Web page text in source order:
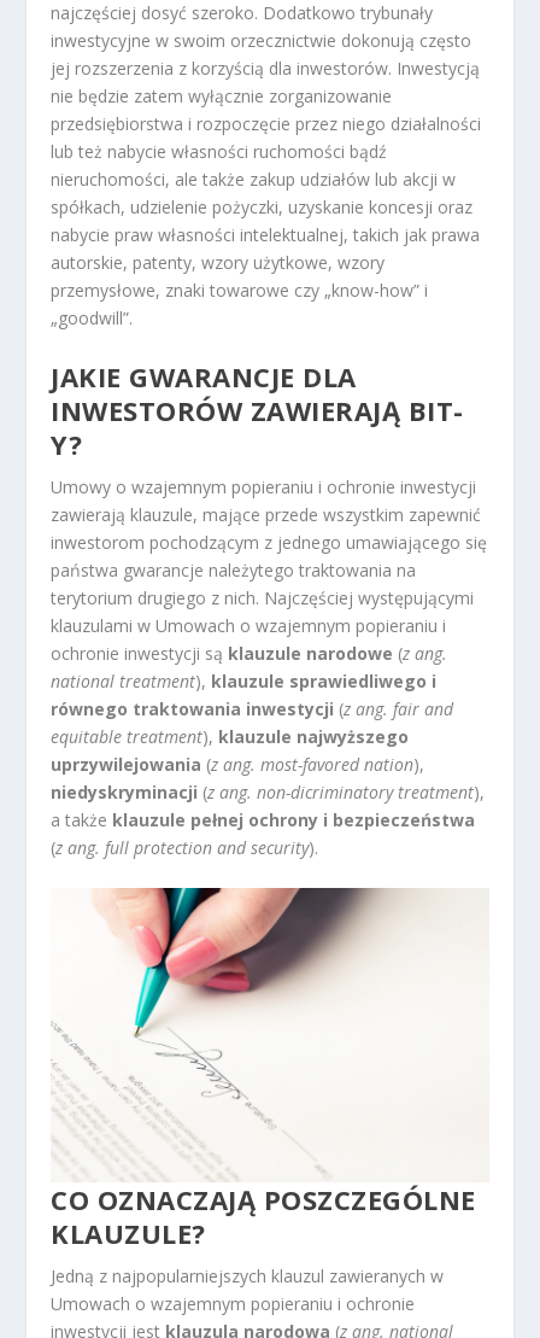
najczęściej dosyć szeroko. Dodatkowo trybunały
inwestycyjne w swoim orzecznictwie dokonują często
jej rozszerzenia z korzyścią dla inwestorów. Inwestycją
nie będzie zatem wyłącznie zorganizowanie
przedsiębiorstwa i rozpoczęcie przez niego działalności
lub też nabycie własności ruchomości bądź
nieruchomości, ale także zakup udziałów lub akcji w
spółkach, udzielenie pożyczki, uzyskanie koncesji oraz
nabycie praw własności intelektualnej, takich jak prawa
autorskie, patenty, wzory użytkowe, wzory
przemysłowe, znaki towarowe czy „know-how” i
„goodwill”.
JAKIE GWARANCJE DLA
INWESTORÓW ZAWIERAJĄ BIT-
Y?
Umowy o wzajemnym popieraniu i ochronie inwestycji
zawierają klauzule, mające przede wszystkim zapewnić
inwestorom pochodzącym z jednego umawiającego się
państwa gwarancje należytego traktowania na
terytorium drugiego z nich. Najczęściej występującymi
klauzulami w Umowach o wzajemnym popieraniu i
ochronie inwestycji są klauzule narodowe (z ang.
national treatment), klauzule sprawiedliwego i
równego traktowania inwestycji (z ang. fair and
equitable treatment), klauzule najwyższego
uprzywilejowania (z ang. most-favored nation),
niedyskryminacji (z ang. non-dicriminatory treatment),
a także klauzule pełnej ochrony i bezpieczeństwa
(z ang. full protection and security).
CO OZNACZAJĄ POSZCZEGÓLNE
KLAUZULE?
Jedną z najpopularniejszych klauzul zawieranych w
Umowach o wzajemnym popieraniu i ochronie
inwestycji jest klauzula narodowa (z ang. national